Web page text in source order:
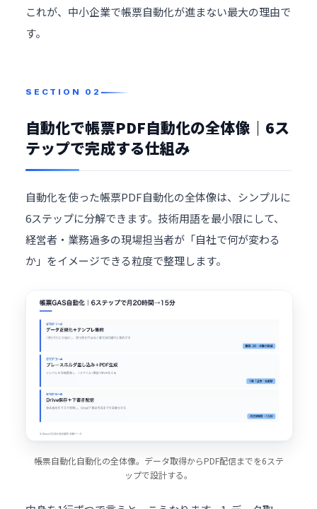
これが、中小企業で帳票自動化が進まない最大の理由で
す。
自動化で帳票PDF自動化の全体像｜6ス
テップで完成する仕組み
自動化を使った帳票PDF自動化の全体像は、シンプルに
6ステップに分解できます。技術用語を最小限にして、
経営者・業務過多の現場担当者が「自社で何が変わる
か」をイメージできる粒度で整理します。
帳票自動化自動化の全体像。データ取得からPDF配信までを6ステ
ップで設計する。